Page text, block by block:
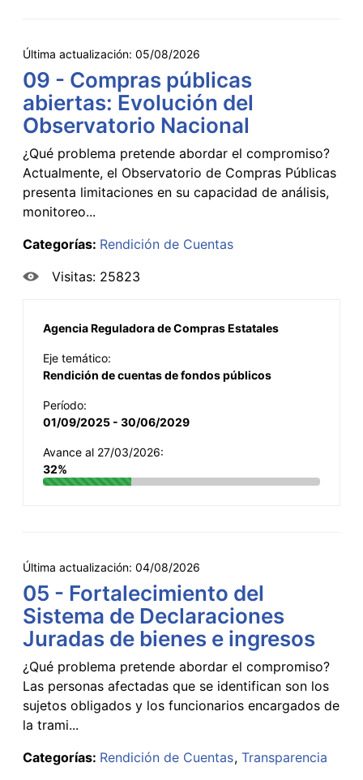
Última actualización: 05/08/2026
09 - Compras públicas
abiertas: Evolución del
Observatorio Nacional
¿Qué problema pretende abordar el compromiso?
Actualmente, el Observatorio de Compras Públicas
presenta limitaciones en su capacidad de análisis,
monitoreo...
Categorías: Rendición de Cuentas
Visitas: 25823
Agencia Reguladora de Compras Estatales
Eje temático:
Rendición de cuentas de fondos públicos
Período:
01/09/2025 - 30/06/2029
Avance al 27/03/2026:
32%
Última actualización: 04/08/2026
05 - Fortalecimiento del
Sistema de Declaraciones
Juradas de bienes e ingresos
¿Qué problema pretende abordar el compromiso?
Las personas afectadas que se identifican son los
sujetos obligados y los funcionarios encargados de
la trami...
Categorías: Rendición de Cuentas Transparencia